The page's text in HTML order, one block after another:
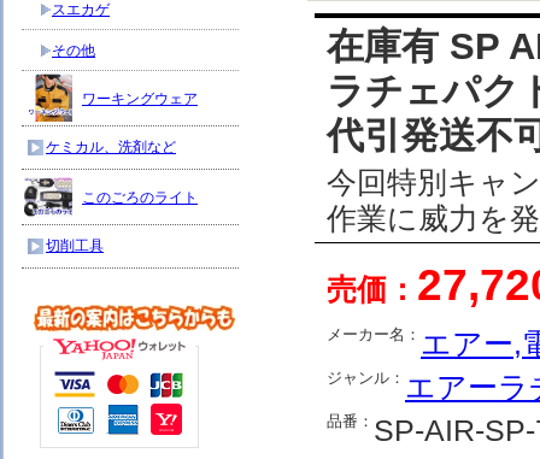
在庫有 SP
ラチェパク
代引発送不
今回特別キャ
作業に威力を
売価：
メーカー名： エアー,
ジャンル： エアーラ
品番： SP-AIR-
スエカゲ
その他
ワーキングウェア
ケミカル、洗剤など
このごろのライト
切削工具